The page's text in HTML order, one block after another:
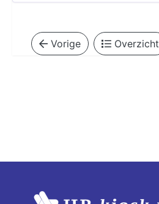
Vorige Overzicht